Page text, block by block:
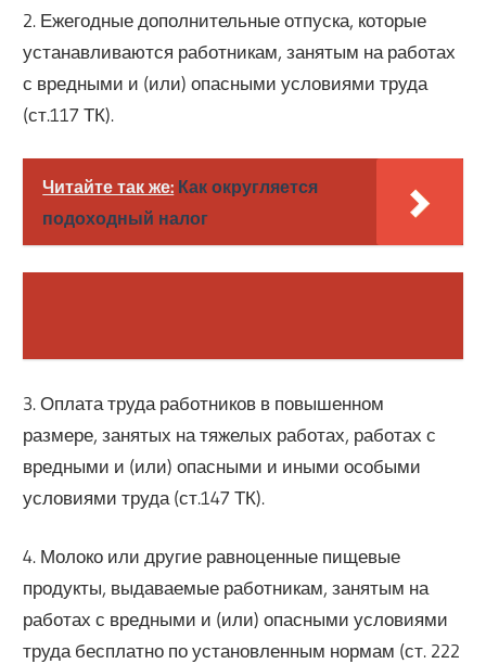
2. Ежегодные дополнительные отпуска, которые
устанавливаются работникам, занятым на работах
с вредными и (или) опасными условиями труда
(ст.117 ТК).
Читайте так же: Как округляется
подоходный налог
3. Оплата труда работников в повышенном
размере, занятых на тяжелых работах, работах с
вредными и (или) опасными и иными особыми
условиями труда (ст.147 ТК).
4. Молоко или другие равноценные пищевые
продукты, выдаваемые работникам, занятым на
работах с вредными и (или) опасными условиями
труда бесплатно по установленным нормам (ст. 222